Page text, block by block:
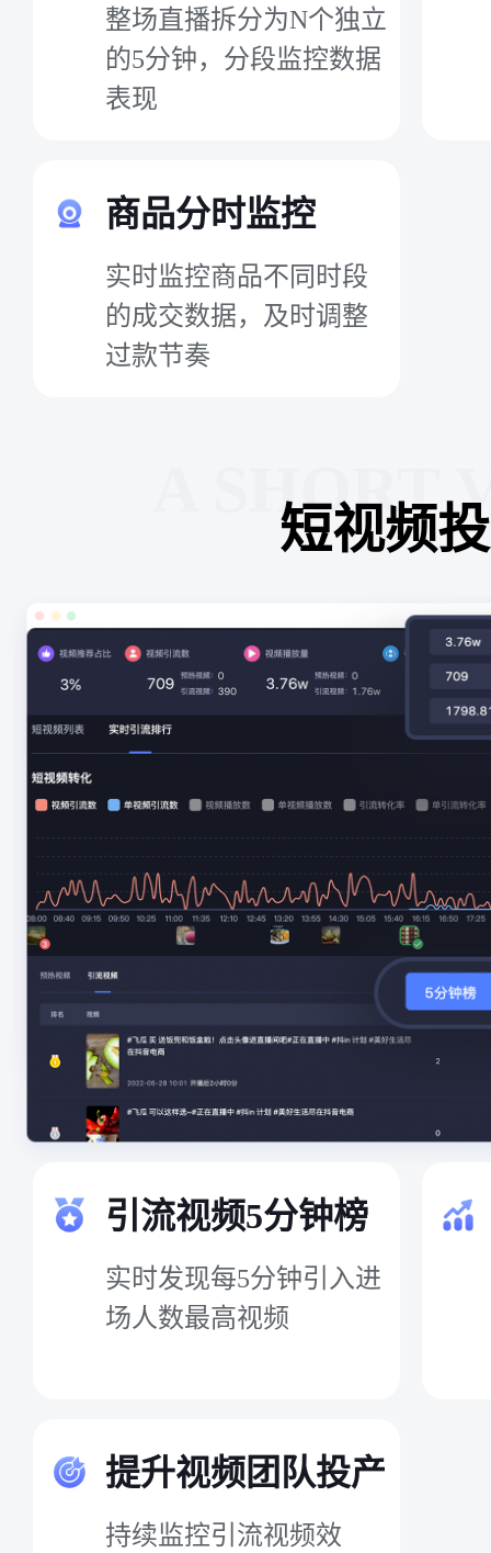
整场直播拆分为N个独立
的5分钟，分段监控数据
表现
商品分时监控
实时监控商品不同时段
的成交数据，及时调整
过款节奏
A SHORT
短视频
引流视频5分钟榜
实时发现每5分钟引入进
场人数最高视频
提升视频团队投产
持续监控引流视频效